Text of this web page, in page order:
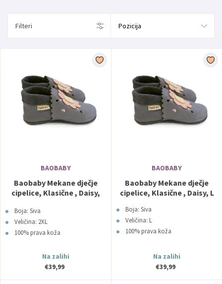
Filteri
BAOBABY
Baobaby Mekane dječje
cipelice, Klasične , Daisy,
Boja: Siva
Veličina: 2XL
100% prava koža
Na zalihi
€39,99
BAOBABY
Baobaby Mekane dječje
cipelice, Klasične , Daisy, L
Boja: Siva
Veličina: L
100% prava koža
Na zalihi
€39,99